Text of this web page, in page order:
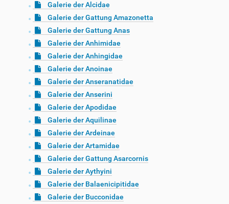
Galerie der Alcidae
Galerie der Gattung Amazonetta
Galerie der Gattung Anas
Galerie der Anhimidae
Galerie der Anhingidae
Galerie der Anoinae
Galerie der Anseranatidae
Galerie der Anserini
Galerie der Apodidae
Galerie der Aquilinae
Galerie der Ardeinae
Galerie der Artamidae
Galerie der Gattung Asarcornis
Galerie der Aythyini
Galerie der Balaenicipitidae
Galerie der Bucconidae